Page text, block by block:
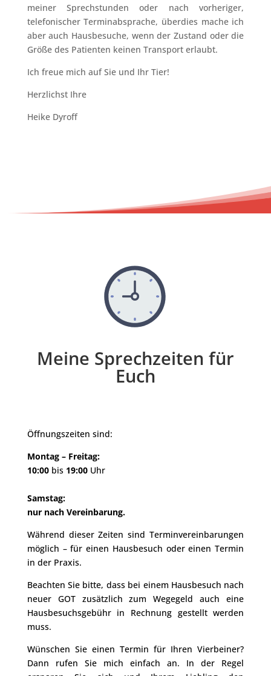
meiner Sprechstunden oder nach vorheriger,
telefonischer Terminabsprache, überdies mache ich
aber auch Hausbesuche, wenn der Zustand oder die
Größe des Patienten keinen Transport erlaubt.
Ich freue mich auf Sie und Ihr Tier!
Herzlichst Ihre
Heike Dyroff
Meine Sprechzeiten für
Euch
Öffnungszeiten sind:
Montag – Freitag:
10:00bis 19:00Uhr
Samstag:
nur nach Vereinbarung.
Während dieser Zeiten sind Terminvereinbarungen
möglich – für einen Hausbesuch oder einen Termin
in der Praxis.
Beachten Sie bitte, dass bei einem Hausbesuch nach
neuer GOT zusätzlich zum Wegegeld auch eine
Hausbesuchsgebühr in Rechnung gestellt werden
muss.
Wünschen Sie einen Termin für Ihren Vierbeiner?
Dann rufen Sie mich einfach an. In der Regel